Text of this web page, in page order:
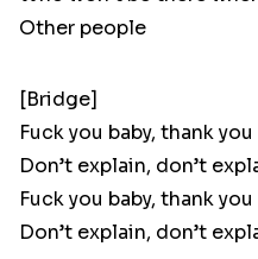
Other people
[Bridge]
Fuck you baby, thank
Don’t explain, don’t
Fuck you baby, thank
Don’t explain, don’t